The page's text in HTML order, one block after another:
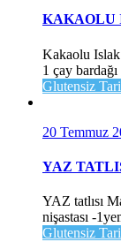
KAKAOLU
Kakaolu Islak
1 çay
Glutensiz
20 Temmuz
YAZ
YAZ tatlısı
nişastası -
Glutensiz